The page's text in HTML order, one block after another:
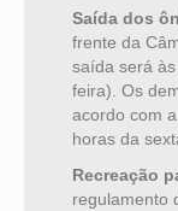
Saída dos
frente da
saída será
feira). Os
acordo com
horas da
Recreação
regulamento